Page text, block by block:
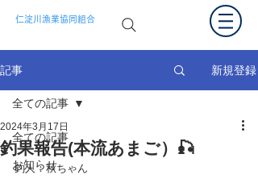
仁淀川漁業協同組合
記事 新規登録
全ての記事
お知らせ
全ての記事
釣果報告(本流あまご）🎣
2024年3月17日
釣人：秋ちゃん